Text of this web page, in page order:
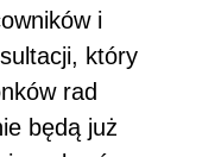
i
który
rad
będą już